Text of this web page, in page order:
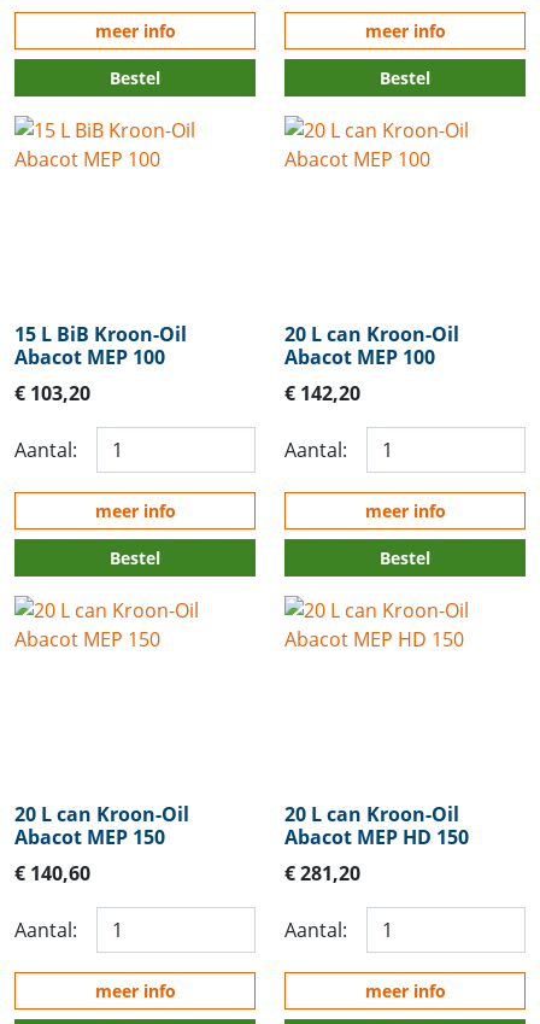
meer info
Bestel
meer info
Bestel
15 L BiB Kroon-Oil
Abacot MEP 100
€ 103,20
Aantal:
meer info
Bestel
20 L can Kroon-Oil
Abacot MEP 100
€ 142,20
Aantal:
meer info
Bestel
20 L can Kroon-Oil
Abacot MEP 150
€ 140,60
Aantal:
meer info
20 L can Kroon-Oil
Abacot MEP HD 150
€ 281,20
Aantal:
meer info